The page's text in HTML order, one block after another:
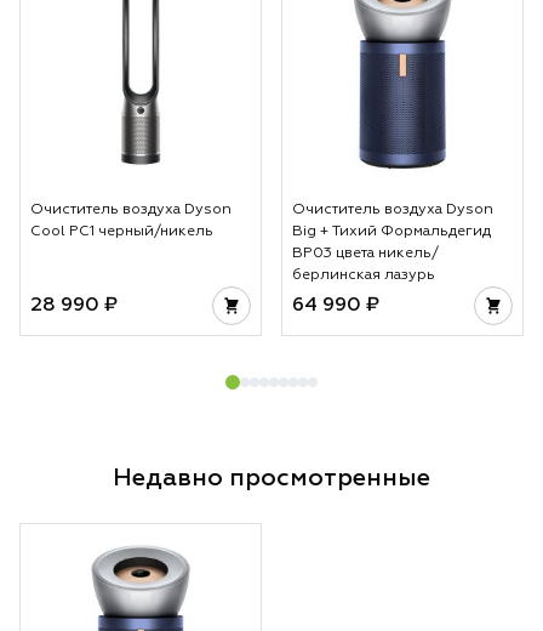
Очиститель воздуха Dyson
Cool PC1 черный/никель
28 990 ₽
Очиститель воздуха Dyson
Big + Тихий Формальдегид
BP03 цвета никель/
берлинская лазурь
64 990 ₽
Недавно просмотренные